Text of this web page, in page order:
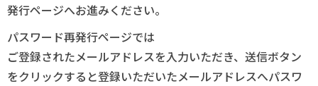
発行ページへお進みください。
パスワード再発行ページでは
ご登録されたメールアドレスを入力いただき、送信ボタン
をクリックすると登録いただいたメールアドレスへパスワ